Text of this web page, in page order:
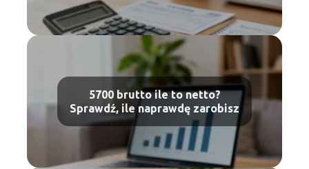
5700 brutto ile to netto?
Sprawdź, ile naprawdę zarobisz